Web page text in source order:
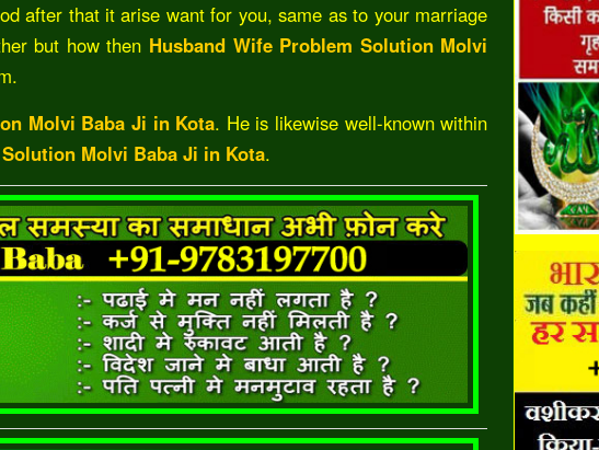
after that it arise want for you, same as to your marriage
but how then Husband Wife Problem Solution Molvi
Molvi Baba Ji in Kota. He is likewise well-known within
Molvi Baba Ji in Kota.